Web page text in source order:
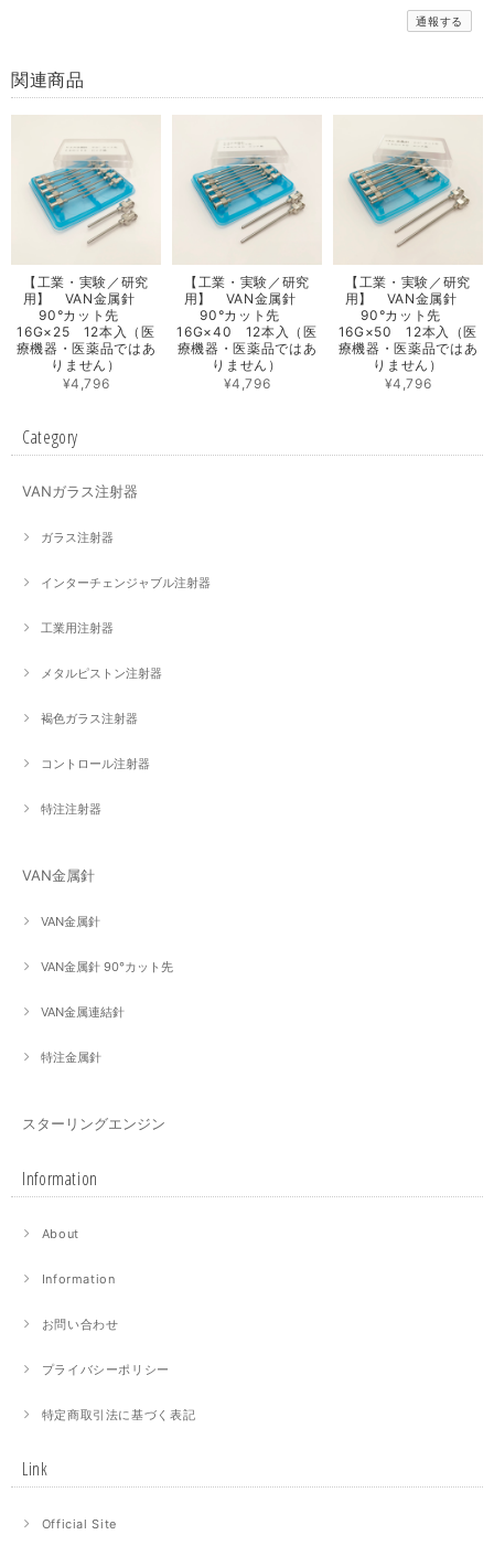
通報する
関連商品
【工業・実験／研究
用】 VAN金属針
90°カット先
16G×25 12本入（医
療機器・医薬品ではあ
りません）
¥4,796
【工業・実験／研究
用】 VAN金属針
90°カット先
16G×40 12本入（医
療機器・医薬品ではあ
りません）
¥4,796
【工業・実験／研究
用】 VAN金属針
90°カット先
16G×50 12本入（医
療機器・医薬品ではあ
りません）
¥4,796
Category
VANガラス注射器
ガラス注射器
インターチェンジャブル注射器
工業用注射器
メタルピストン注射器
褐色ガラス注射器
コントロール注射器
特注注射器
VAN金属針
VAN金属針
VAN金属針 90°カット先
VAN金属連結針
特注金属針
スターリングエンジン
Information
About
Information
お問い合わせ
プライバシーポリシー
特定商取引法に基づく表記
Link
Official Site